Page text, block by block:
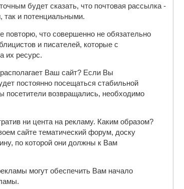
будет сказать, что почтовая рассылка -
так и потенциальными.
повторю, что совершенно не обязательно
и писателей, которые с
их ресурс.
Ваш сайт? Если Вы
постоянно посещаться стабильной
посетители возвращались, необходимо
ни цента на рекламу. Каким образом?
сайте тематический форум, доску
по которой они должны к Вам
могут обеспечить Вам начало